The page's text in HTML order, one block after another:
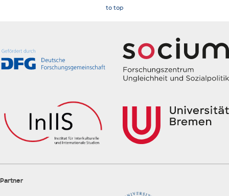
to top
Partner